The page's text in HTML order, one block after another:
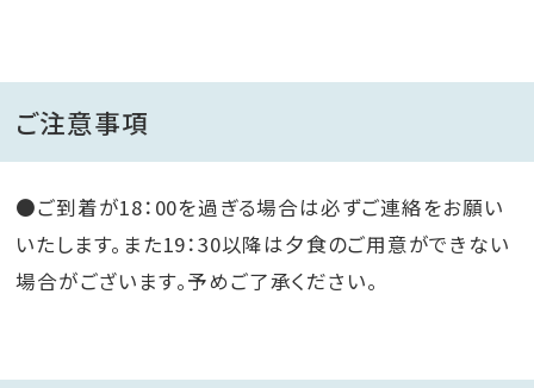
ご注意事項
●ご到着が18：00を過ぎる場合は必ずご連絡をお願い
いたします。また19：30以降は夕食のご用意ができない
場合がございます。予めご了承ください。